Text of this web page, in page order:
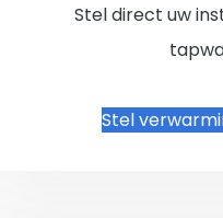
Stel direct uw
Stel